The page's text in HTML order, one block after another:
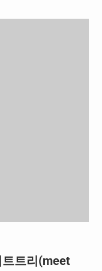
트리(meet